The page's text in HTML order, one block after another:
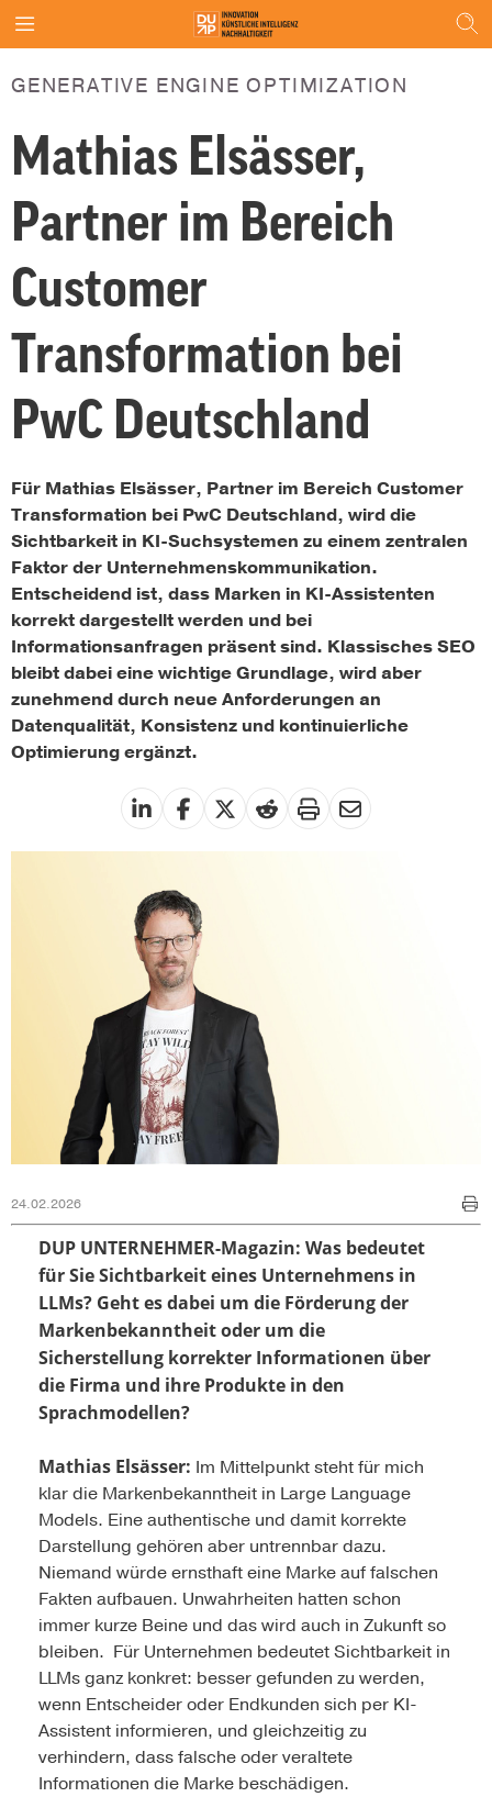
GENERATIVE ENGINE OPTIMIZATION
Mathias Elsässer,
Partner im Bereich
Customer
Transformation bei
PwC Deutschland
Für Mathias Elsässer, Partner im Bereich Customer
Transformation bei PwC Deutschland, wird die
Sichtbarkeit in KI-Suchsystemen zu einem zentralen
Faktor der Unternehmenskommunikation.
Entscheidend ist, dass Marken in KI-Assistenten
korrekt dargestellt werden und bei
Informationsanfragen präsent sind. Klassisches SEO
bleibt dabei eine wichtige Grundlage, wird aber
zunehmend durch neue Anforderungen an
Datenqualität, Konsistenz und kontinuierliche
Optimierung ergänzt.
24.02.2026
DUP UNTERNEHMER-Magazin: Was bedeutet
für Sie Sichtbarkeit eines Unternehmens in
LLMs? Geht es dabei um die Förderung der
Markenbekanntheit oder um die
Sicherstellung korrekter Informationen über
die Firma und ihre Produkte in den
Sprachmodellen?
Mathias Elsässer: Im Mittelpunkt steht für mich
klar die Markenbekanntheit in Large Language
Models. Eine authentische und damit korrekte
Darstellung gehören aber untrennbar dazu.
Niemand würde ernsthaft eine Marke auf falschen
Fakten aufbauen. Unwahrheiten hatten schon
immer kurze Beine und das wird auch in Zukunft so
bleiben. Für Unternehmen bedeutet Sichtbarkeit in
LLMs ganz konkret: besser gefunden zu werden,
wenn Entscheider oder Endkunden sich per KI-
Assistent informieren, und gleichzeitig zu
verhindern, dass falsche oder veraltete
Informationen die Marke beschädigen.